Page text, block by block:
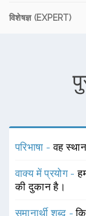
विशेषज्ञ (EXPERT)
परिभाषा -वह
वाक्य में प्रयोग -
की दुकान है।
समानार्थी शब्द -